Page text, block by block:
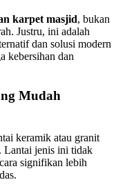
karpet masjid, bukan
Justru, ini adalah
dan solusi modern
kebersihan dan
Mudah
keramik atau granit
Lantai jenis ini tidak
signifikan lebih